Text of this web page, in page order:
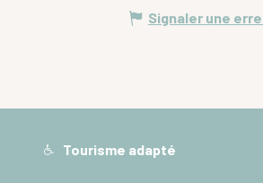
Signaler une
Tourisme adapté